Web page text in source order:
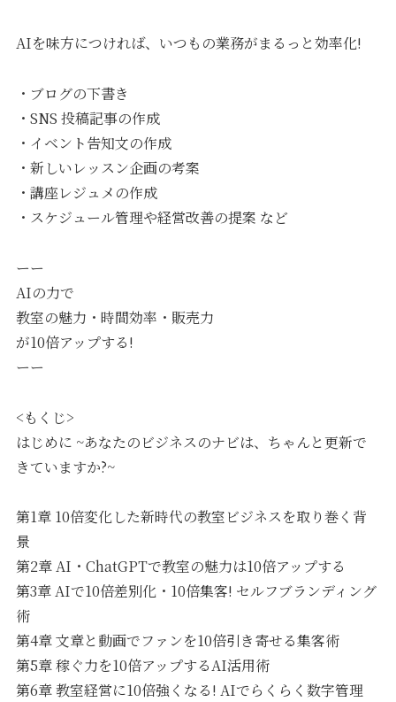
AIを味方につければ、いつもの業務がまるっと効率化!
・ブログの下書き
・SNS 投稿記事の作成
・イベント告知文の作成
・新しいレッスン企画の考案
・講座レジュメの作成
・スケジュール管理や経営改善の提案 など
ーー
AIの力で
教室の魅力・時間効率・販売力
が10倍アップする!
ーー
<もくじ>
はじめに ~あなたのビジネスのナビは、ちゃんと更新で
きていますか?~
第1章 10倍変化した新時代の教室ビジネスを取り巻く背
景
第2章 AI・ChatGPTで教室の魅力は10倍アップする
第3章 AIで10倍差別化・10倍集客! セルフブランディング
術
第4章 文章と動画でファンを10倍引き寄せる集客術
第5章 稼ぐ力を10倍アップするAI活用術
第6章 教室経営に10倍強くなる! AIでらくらく数字管理